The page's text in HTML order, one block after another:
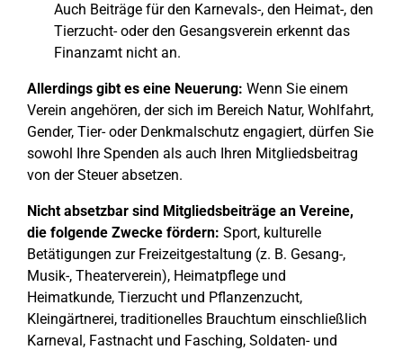
Auch Beiträge für den Karnevals-, den Heimat-, den
Tierzucht- oder den Gesangsverein erkennt das
Finanzamt nicht an.
Allerdings gibt es eine Neuerung: Wenn Sie einem
Verein angehören, der sich im Bereich Natur, Wohlfahrt,
Gender, Tier- oder Denkmalschutz engagiert, dürfen Sie
sowohl Ihre Spenden als auch Ihren Mitgliedsbeitrag
von der Steuer absetzen.
Nicht absetzbar sind Mitgliedsbeiträge an Vereine,
die folgende Zwecke fördern: Sport, kulturelle
Betätigungen zur Freizeitgestaltung (z. B. Gesang-,
Musik-, Theaterverein), Heimatpflege und
Heimatkunde, Tierzucht und Pflanzenzucht,
Kleingärtnerei, traditionelles Brauchtum einschließlich
Karneval, Fastnacht und Fasching, Soldaten- und